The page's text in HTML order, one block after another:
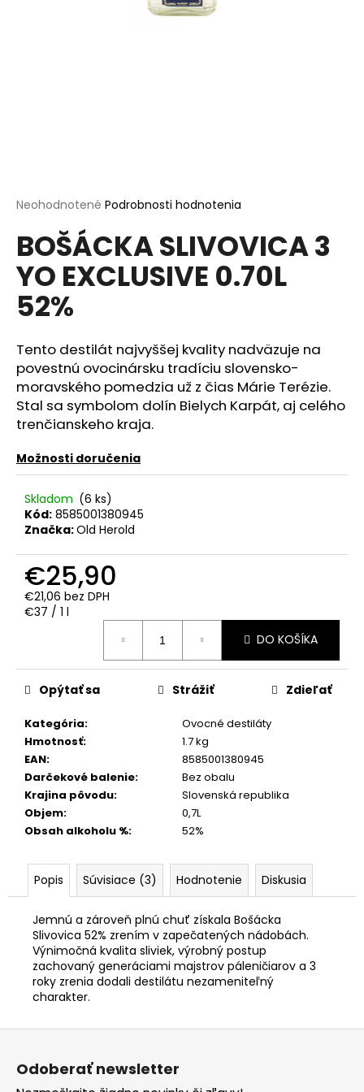
Priemerné
produktu
je
0,0
z
5
hviezdičiek.
Neohodnotené Podrobnosti hodnotenia
BOŠÁCKA SLIVOVICA 3
YO EXCLUSIVE 0.70L
52%
Tento destilát najvyššej kvality nadväzuje na
povestnú ovocinársku tradíciu slovensko-
moravského pomedzia už z čias Márie Terézie.
Stal sa symbolom dolín Bielych Karpát, aj celého
trenčianskeho kraja.
Možnosti doručenia
Skladom (6 ks)
Kód: 8585001380945
Značka:Old Herold
€25,90
€21,06 bez DPH
Jednotková
€37 / 1 l
DO KOŠÍKA
Kategória:
Ovocné destiláty
Hmotnosť:
1.7 kg
EAN:
8585001380945
Darčekové balenie:
Bez obalu
Krajina pôvodu:
Slovenská republika
Objem:
0,7L
Obsah alkoholu %: 52%
Opýtať sa Strážiť Zdieľať
Popis Súvisiace (3) Hodnotenie Diskusia
Jemnú a zároveň plnú chuť získala Bošácka
Slivovica 52% zrením v zapečatených nádobách.
Výnimočná kvalita sliviek, výrobný postup
zachovaný generáciami majstrov páleničiarov a 3
roky zrenia dodali destilátu nezameniteľný
charakter.
O
d
p
o
ú
č
a
m
e
PROSECCO
CASA
COLLER
EXTRA
DRY
0.75L
11.5%
€7,50
Z
Odoberať newsletter